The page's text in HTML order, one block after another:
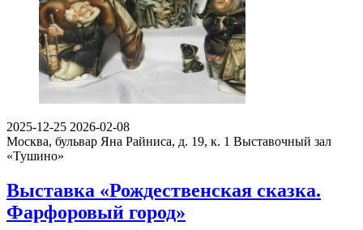
2025-12-25 2026-02-08
Москва, бульвар Яна Райниса, д. 19, к. 1 Выставочный зал
«Тушино»
Выставка «Рождественская сказка.
Фарфоровый город»